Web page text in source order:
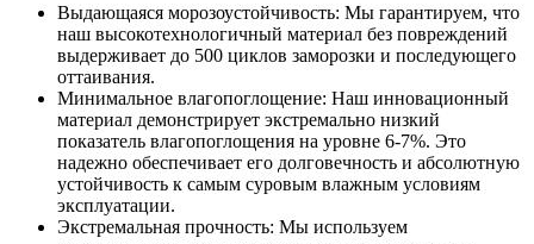
Выдающаяся морозоустойчивость: Мы гарантируем, что
наш высокотехнологичный материал без повреждений
выдерживает до 500 циклов заморозки и последующего
оттаивания.
Минимальное влагопоглощение: Наш инновационный
материал демонстрирует экстремально низкий
показатель влагопоглощения на уровне 6-7%. Это
надежно обеспечивает его долговечность и абсолютную
устойчивость к самым суровым влажным условиям
эксплуатации.
Экстремальная прочность: Мы используем